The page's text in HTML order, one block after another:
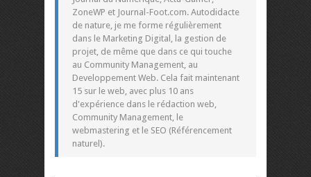
ZoneWP et Journal-Foot.com. Autodidacte
de nature, je me forme régulièrement
dans le Marketing Digital, la gestion de
projet, de même que dans ce qui touche
au Community Management, au
Developpement Web. Cela fait maintenant
15 sur le web, avec plus 10 ans
d'expérience dans le rédaction web,
Community Management, le
webmastering et le SEO (Référencement
naturel).